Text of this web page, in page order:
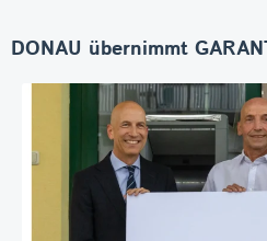
DONAU übernimmt